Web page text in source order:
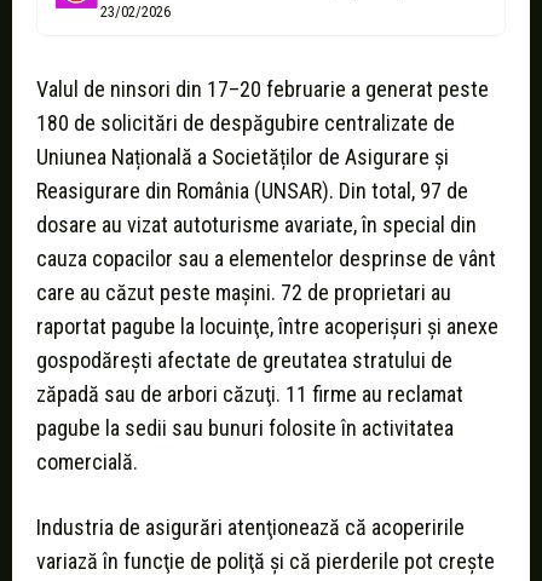
23/02/2026
Valul de ninsori din 17–20 februarie a generat peste
180 de solicitări de despăgubire centralizate de
Uniunea Națională a Societăților de Asigurare și
Reasigurare din România (UNSAR). Din total, 97 de
dosare au vizat autoturisme avariate, în special din
cauza copacilor sau a elementelor desprinse de vânt
care au căzut peste maşini. 72 de proprietari au
raportat pagube la locuinţe, între acoperişuri şi anexe
gospodăreşti afectate de greutatea stratului de
zăpadă sau de arbori căzuţi. 11 firme au reclamat
pagube la sedii sau bunuri folosite în activitatea
comercială.
Industria de asigurări atenţionează că acoperirile
variază în funcţie de poliţă şi că pierderile pot creşte